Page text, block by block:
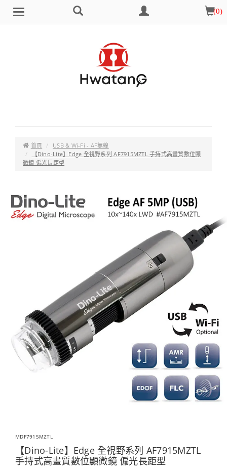
選
搜
會
員
中
購
物
車
(0)
首頁
USB & Wi-Fi - AF無線
【Dino-Lite】Edge 全視野系列 AF7915MZTL 手持式高畫質數位顯
微鏡 偏光長距型
MDF7915MZTL
【Dino-Lite】Edge 全視野系列 AF7915MZTL
手持式高畫質數位顯微鏡 偏光長距型